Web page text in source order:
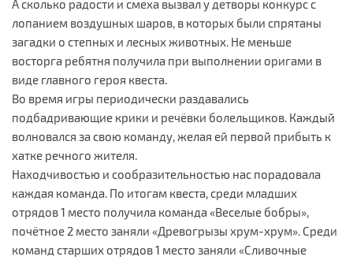
А сколько радости и смеха вызвал у детворы конкурс с
лопанием воздушных шаров, в которых были спрятаны
загадки о степных и лесных животных. Не меньше
восторга ребятня получила при выполнении оригами в
виде главного героя квеста.
Во время игры периодически раздавались
подбадривающие крики и речёвки болельщиков. Каждый
волновался за свою команду, желая ей первой прибыть к
хатке речного жителя.
Находчивостью и сообразительностью нас порадовала
каждая команда. По итогам квеста, среди младших
отрядов 1 место получила команда «Веселые бобры»,
почётное 2 место заняли «Древогрызы хрум-хрум». Среди
команд старших отрядов 1 место заняли «Сливочные